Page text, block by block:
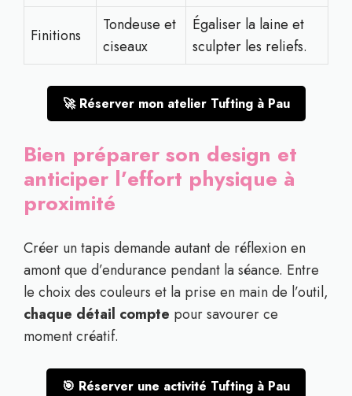
Finitions
Tondeuse et
ciseaux
Égaliser la laine et
sculpter les reliefs.
🚀 Réserver mon atelier Tufting à Pau
Bien préparer son design et
anticiper l’effort physique à
proximité
Créer un tapis demande autant de réflexion en
amont que d’endurance pendant la séance. Entre
le choix des couleurs et la prise en main de l’outil,
chaque détail compte pour savourer ce
moment créatif.
🎯 Réserver une activité Tufting à Pau